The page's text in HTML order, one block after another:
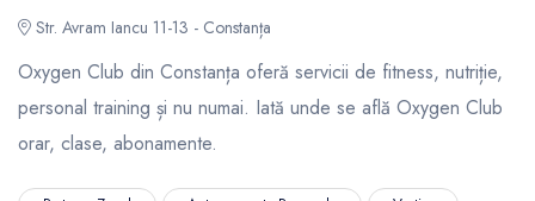
Str. Avram Iancu 11-13 - Constanța
Oxygen Club din Constanța oferă servicii de fitness, nutriție,
personal training și nu numai. Iată unde se află Oxygen Club
orar, clase, abonamente.